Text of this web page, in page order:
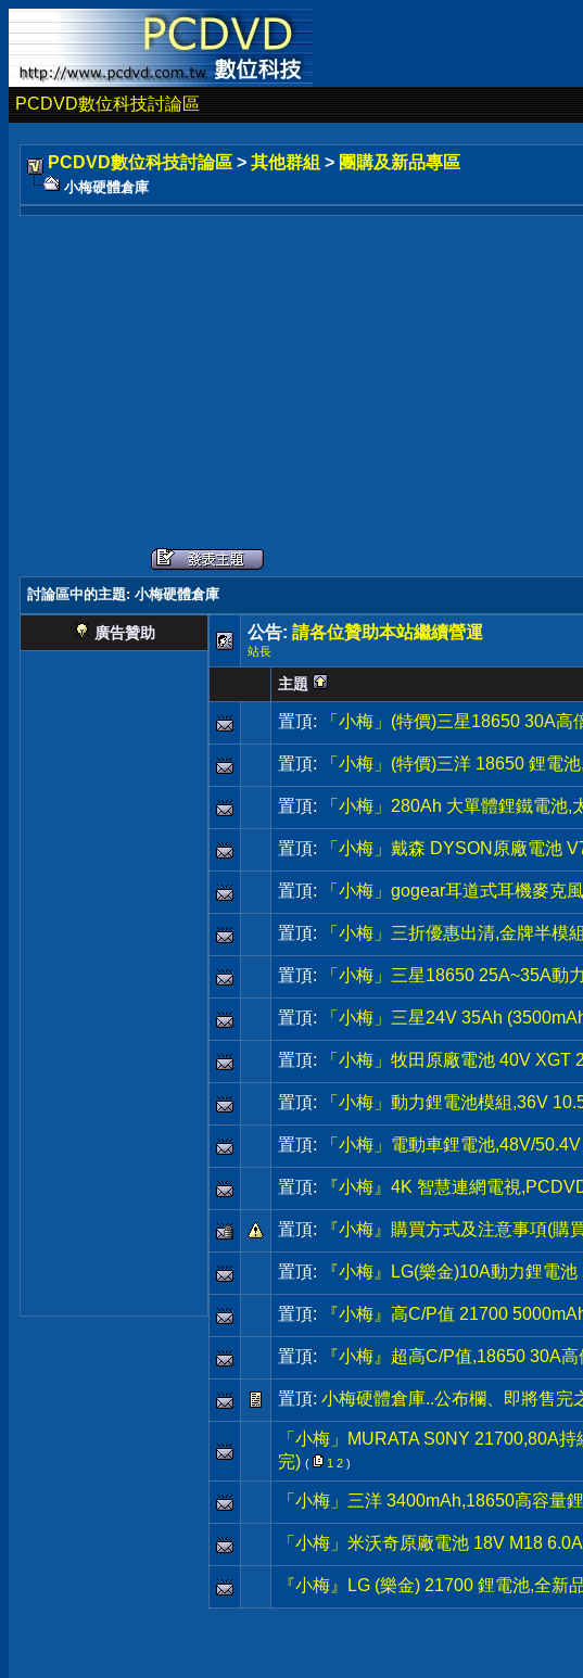
PCDVD數位科技討論區
PCDVD數位科技討論區 > 其他群組 > 團購及新品專區
小梅硬體倉庫
討論區中的主題: 小梅硬體倉庫
廣告贊助 公告: 請各位贊助本站繼續營運
站長
主題
置頂: 「小梅」(特價)三星18650 30A
置頂: 「小梅」(特價)三洋 18650 鋰電
置頂: 「小梅」280Ah 大單體鋰鐵電池,
置頂: 「小梅」戴森 DYSON原廠電池
置頂: 「小梅」gogear耳道式耳機麥克
置頂: 「小梅」三折優惠出清,金牌半模
置頂: 「小梅」三星18650 25A~35A動
置頂: 「小梅」三星24V 35Ah
置頂: 「小梅」牧田原廠電池 40V
置頂: 「小梅」動力鋰電池模組,36V
置頂: 「小梅」電動車鋰電池,48V/
置頂: 『小梅』4K 智慧連網電視
置頂: 『小梅』購買方式及注意事項(
置頂: 『小梅』LG(樂金)10A動力鋰電
置頂: 『小梅』高C/P值 21700
置頂: 『小梅』超高C/P值,18650 30A
置頂: 小梅硬體倉庫..公布欄、即將售完
「小梅」MURATA S0NY 21700,80A
完) ( 1 2 )
「小梅」三洋 3400mAh,18650高容量
「小梅」米沃奇原廠電池 18V M18
『小梅』LG (樂金) 21700 鋰電池,全新